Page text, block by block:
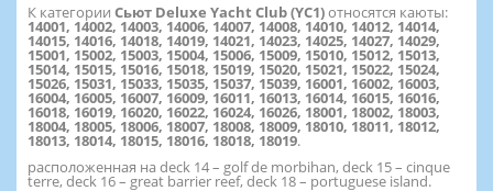
К категории Сьют Deluxe Yacht Club (YC1)относятся каюты:
14001, 14002, 14003, 14006, 14007, 14008, 14010, 14012, 14014,
14015, 14016, 14018, 14019, 14021, 14023, 14025, 14027, 14029,
15001, 15002, 15003, 15004, 15006, 15009, 15010, 15012, 15013,
15014, 15015, 15016, 15018, 15019, 15020, 15021, 15022, 15024,
15026, 15031, 15033, 15035, 15037, 15039, 16001, 16002, 16003,
16004, 16005, 16007, 16009, 16011, 16013, 16014, 16015, 16016,
16018, 16019, 16020, 16022, 16024, 16026, 18001, 18002, 18003,
18004, 18005, 18006, 18007, 18008, 18009, 18010, 18011, 18012,
18013, 18014, 18015, 18016, 18018, 18019.
расположенная на deck 14 – golf de morbihan, deck 15 – cinque
terre, deck 16 – great barrier reef, deck 18 – portuguese island.